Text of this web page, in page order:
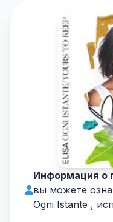
Информация о
вы можете
Ogni Istante ,